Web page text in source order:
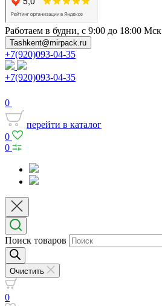
Работаем в будни, с 9:00 до 18:00 Мск
Tashkent@mirpack.ru
+7(920)093-04-35
+7(920)093-04-35
0
перейти в каталог
0
0
Поиск товаров
Очистить
0